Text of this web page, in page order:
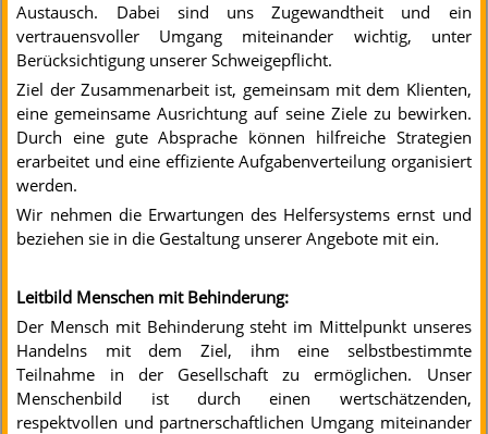
Austausch. Dabei sind uns Zugewandtheit und ein
vertrauensvoller Umgang miteinander wichtig, unter
Berücksichtigung unserer Schweigepflicht.
Ziel der Zusammenarbeit ist, gemeinsam mit dem Klienten,
eine gemeinsame Ausrichtung auf seine Ziele zu bewirken.
Durch eine gute Absprache können hilfreiche Strategien
erarbeitet und eine effiziente Aufgabenverteilung organisiert
werden.
Wir nehmen die Erwartungen des Helfersystems ernst und
beziehen sie in die Gestaltung unserer Angebote mit ein.
Leitbild Menschen mit Behinderung:
Der Mensch mit Behinderung steht im Mittelpunkt unseres
Handelns mit dem Ziel, ihm eine selbstbestimmte
Teilnahme in der Gesellschaft zu ermöglichen. Unser
Menschenbild ist durch einen wertschätzenden,
respektvollen und partnerschaftlichen Umgang miteinander